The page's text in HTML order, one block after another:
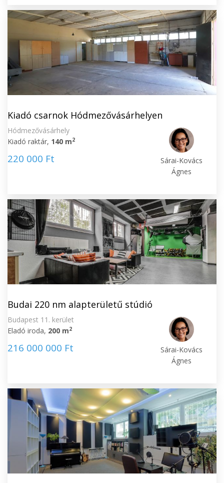
Kiadó csarnok Hódmezővásárhelyen
Hódmezővásárhely
Kiadó raktár, 140 m2
220 000 Ft
Sárai-Kovács
Ágnes
Budai 220 nm alapterületű stúdió
Budapest 11. kerület
Eladó iroda, 200 m2
216 000 000 Ft
Sárai-Kovács
Ágnes